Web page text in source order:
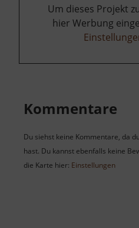
Um dieses Projekt
hier Werbung
Kommentare
Du siehst keine Kommentare, da
hast. Du kannst ebenfalls keine
die Karte hier: Einstellungen